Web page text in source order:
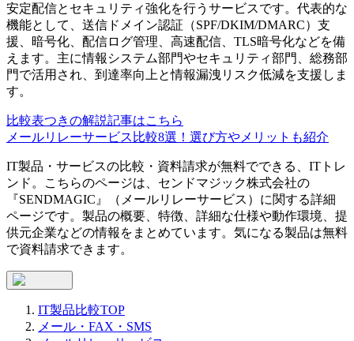
安定配信とセキュリティ強化を行うサービスです。代表的な
機能として、送信ドメイン認証（SPF/DKIM/DMARC）支
援、暗号化、配信ログ管理、高速配信、TLS暗号化などを備
えます。主に情報システム部門やセキュリティ部門、総務部
門で活用され、到達率向上と情報漏洩リスク低減を支援しま
す。
比較表つきの解説記事はこちら
メールリレーサービス比較8選！選び方やメリットも紹介
IT製品・サービスの比較・資料請求が無料でできる、ITトレ
ンド。こちらのページは、 センドマジック株式会社の
『SENDMAGIC 』（ メールリレーサービス ）に関する詳細
ページです。製品の概要、特徴、詳細な仕様や動作環境、提
供元企業などの情報をまとめています。気になる製品は無料
で資料請求できます。
IT製品比較TOP
メール・FAX・SMS